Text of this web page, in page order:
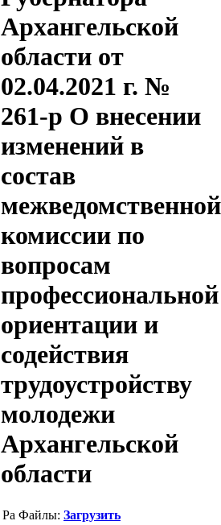
Архангельской
области от
02.04.2021 г. №
261-р О внесении
изменений в
состав
межведомственной
комиссии по
вопросам
профессиональной
ориентации и
содействия
трудоустройству
молодежи
Архангельской
области
Файлы: Загрузить